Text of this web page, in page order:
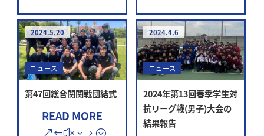
2024.5.20
ニュース
第47回総合関関戦団結式
READ MORE
2024.4.6
ニュース
2024年第13回春季学生対
抗リーグ戦(男子)大会の
結果報告